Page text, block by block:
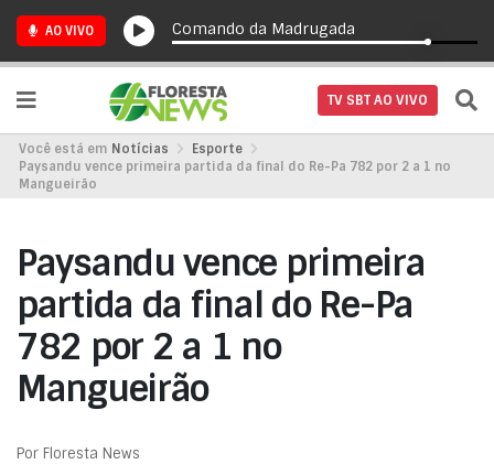
AO VIVO Comando da Madrugada
TV SBT AO VIVO
Você está em Notícias
Esporte
Paysandu vence primeira partida da final do Re-Pa 782 por 2 a 1 no
Mangueirão
Paysandu vence primeira
partida da final do Re-Pa
782 por 2 a 1 no
Mangueirão
Por Floresta News